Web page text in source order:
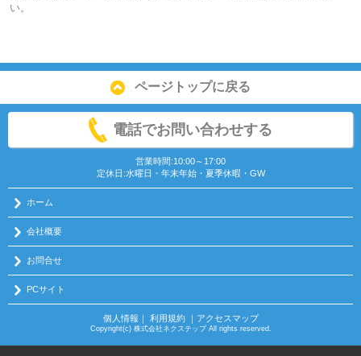
い。
ページトップに戻る
電話でお問い合わせする
営業時間:10:00～17:00
定休日:水曜日・年末年始・夏季休暇・GW
ホーム
会社概要
お問合せ
PCサイト
個人情報 利用規約｜ アクセスマップ
Copyright(c) 株式会社ネクステップ All rights reserved.